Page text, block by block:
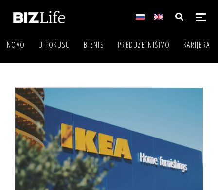
NOVO U FOKUSU BIZNIS PREDUZETNIŠTVO KARIJERA